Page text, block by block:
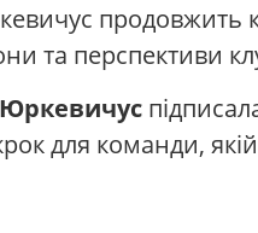
продовжить
та перспективи
для команди,